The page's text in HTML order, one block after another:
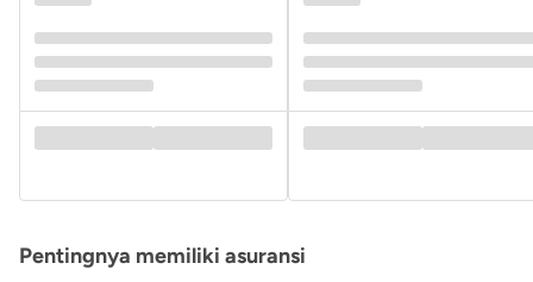
Pentingnya memiliki asuransi